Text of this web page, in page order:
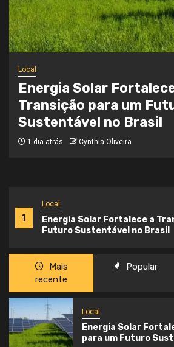
1
Local
Energia Solar Fortalece a
Futuro Sustentável no Brasil
Local
Onde a Informação
Caminho
3 semanas atrás Cynthia Oliveira
Mais
recente
Popular
Local
Energia Solar
para um Futuro